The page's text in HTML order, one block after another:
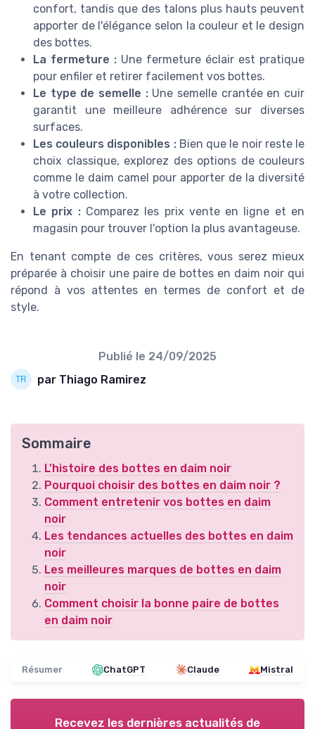
confort, tandis que des talons plus hauts peuvent
apporter de l'élégance selon la couleur et le design
des bottes.
La fermeture : Une fermeture éclair est pratique
pour enfiler et retirer facilement vos bottes.
Le type de semelle :Une semelle crantée en cuir
garantit une meilleure adhérence sur diverses
surfaces.
Les couleurs disponibles :Bien que le noir reste le
choix classique, explorez des options de couleurs
comme le daim camel pour apporter de la diversité
à votre collection.
Le prix :Comparez les prix vente en ligne et en
magasin pour trouver l'option la plus avantageuse.
En tenant compte de ces critères, vous serez mieux
préparée à choisir une paire de bottes en daim noir qui
répond à vos attentes en termes de confort et de
style.
Publié le 24/09/2025
par Thiago Ramirez
Sommaire
L'histoire des bottes en daim noir
Pourquoi choisir des bottes en daim noir ?
Comment entretenir vos bottes en daim
noir
Les tendances actuelles des bottes en daim
noir
Les meilleures marques de bottes en daim
noir
Comment choisir la bonne paire de bottes
en daim noir
Résumer ChatGPT Claude Mistral
Recevez les dernières actualités de